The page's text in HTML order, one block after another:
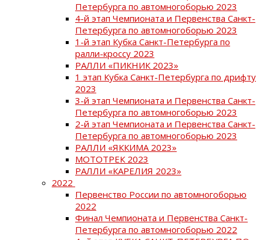
Петербурга по автомногоборью 2023
4-й этап Чемпионата и Первенства Санкт-
Петербурга по автомногоборью 2023
1-й этап Кубка Санкт-Петербурга по
ралли-кроссу 2023
РАЛЛИ «ПИКНИК 2023»
1 этап Кубка Санкт-Петербурга по дрифту
2023
3-й этап Чемпионата и Первенства Санкт-
Петербурга по автомногоборью 2023
2-й этап Чемпионата и Первенства Санкт-
Петербурга по автомногоборью 2023
РАЛЛИ «ЯККИМА 2023»
МОТОТРЕК 2023
РАЛЛИ «КАРЕЛИЯ 2023»
2022
Первенство России по автомногоборью
2022
Финал Чемпионата и Первенства Санкт-
Петербурга по автомногоборью 2022